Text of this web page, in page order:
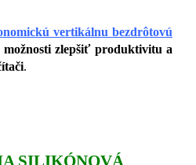
vertikálnu bezdrôtovú
možnosti zlepšiť produktivitu a
.
SILIKÓNOVÁ